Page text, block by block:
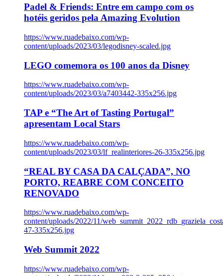
Padel & Friends: Entre em campo com os
hotéis geridos pela Amazing Evolution
https://www.ruadebaixo.com/wp-
content/uploads/2023/03/legodisney-scaled.jpg
LEGO comemora os 100 anos da Disney
https://www.ruadebaixo.com/wp-
content/uploads/2023/03/a7403442-335x256.jpg
TAP e “The Art of Tasting Portugal”
apresentam Local Stars
https://www.ruadebaixo.com/wp-
content/uploads/2023/03/lf_realinteriores-26-335x256.jpg
“REAL BY CASA DA CALÇADA”, NO
PORTO, REABRE COM CONCEITO
RENOVADO
https://www.ruadebaixo.com/wp-
content/uploads/2022/11/
47-335x256.jpg
Web Summit 2022
https://www.ruadebaixo.com/wp-